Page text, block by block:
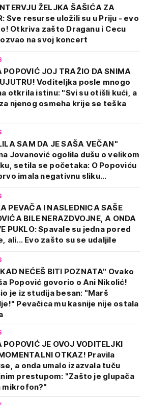
ŽELJKA ŠAŠIĆA ZA
Sve resurse uložili su u Priju - evo
Otkriva zašto Draganu i Cecu
na svoj koncert
POPOVIĆ JOJ TRAŽIO DA SNIMA
UJUTRU! Voditeljka posle mnogo
otkrila istinu: "Svi su otišli kući, a
njenog osmeha krije se teška
SAM DA JE SAŠA VEČAN"
Jovanović ogolila dušu o velikom
setila se početaka: O Popoviću
imala negativnu sliku...
PEVAČA I NASLEDNICA SAŠE
BILE NERAZDVOJNE, A ONDA
PUKLO: Spavale su jedna pored
ali... Evo zašto su se udaljile
NEĆEŠ BITI POZNATA" Ovako
Popović govorio o Ani Nikolić!
je iz studija besan: "Marš
Pevačica mu kasnije nije ostala
POPOVIĆ JE OVOJ VODITELJKI
OTKAZ! Pravila
a onda umalo izazvala tuču
prestupom: "Zašto je glupača
mikrofon?"